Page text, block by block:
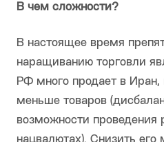
В чем сложности?
В настоящее время
наращиванию торговли
РФ много продает в Иран,
меньше товаров
возможности проведения